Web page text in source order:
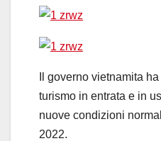
Il governo vietnamita
turismo in entrata e in
nuove condizioni
2022.